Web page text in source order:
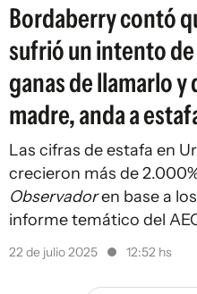
Bordaberry contó
sufrió un intento
ganas de llamarlo
madre, anda a
Las cifras de estafa en
crecieron más de
Observadoren base a
informe temático del
22 de julio 2025 12:52 hs